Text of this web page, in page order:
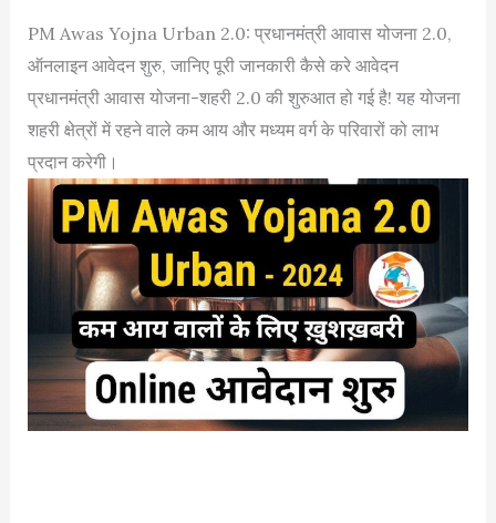
PM Awas Yojna Urban 2.0: प्रधानमंत्री आवास योजना 2.0,
ऑनलाइन आवेदन शुरु, जानिए पूरी जानकारी कैसे करे आवेदन
प्रधानमंत्री आवास योजना-शहरी 2.0 की शुरुआत हो गई है! यह योजना
शहरी क्षेत्रों में रहने वाले कम आय और मध्यम वर्ग के परिवारों को लाभ
प्रदान करेगी।